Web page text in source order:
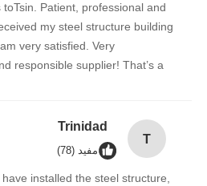
toTsin. Patient, professional and
my steel structure building
very satisfied. Very
responsible supplier! That’s a
T
Trinidad
مفید (78)
installed the steel structure,